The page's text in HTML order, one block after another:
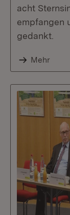
acht
empfangen
gedankt.
Mehr